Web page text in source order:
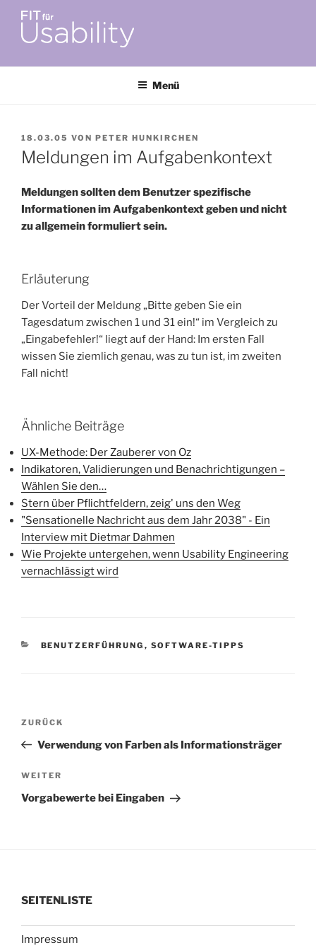
Zum
Inhalt
springen
FIT FÜR USABILITY
Menü
VERÖFFENTLICHT
AM
18.03.05 VON PETER HUNKIRCHEN
Meldungen im Aufgabenkontext
Meldungen sollten dem Benutzer spezifische
Informationen im Aufgabenkontext geben und nicht
zu allgemein formuliert sein.
Erläuterung
Der Vorteil der Meldung „Bitte geben Sie ein
Tagesdatum zwischen 1 und 31 ein!“ im Vergleich zu
„Eingabefehler!“ liegt auf der Hand: Im ersten Fall
wissen Sie ziemlich genau, was zu tun ist, im zweiten
Fall nicht!
Ähnliche Beiträge
UX-Methode: Der Zauberer von Oz
Indikatoren, Validierungen und Benachrichtigungen –
Wählen Sie den…
Stern über Pflichtfeldern, zeig' uns den Weg
"Sensationelle Nachricht aus dem Jahr 2038" - Ein
Interview mit Dietmar Dahmen
Wie Projekte untergehen, wenn Usability Engineering
vernachlässigt wird
KATEGORIEN
BENUTZERFÜHRUNG , SOFTWARE-TIPPS
Beitragsnavigation
Vorheriger
Beitrag
ZURÜCK
Verwendung von Farben als Informationsträger
Nächster
Beitrag
WEITER
Vorgabewerte bei Eingaben
SEITENLISTE
Impressum